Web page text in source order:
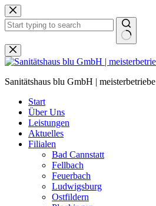
Zum
Inhalt
springen
Keine
Ergebnisse
Sanitätshaus blu GmbH | meisterbetriebe
Start
Über Uns
Leistungen
Aktuelles
Filialen
Bad Cannstatt
Fellbach
Feuerbach
Ludwigsburg
Ostfildern